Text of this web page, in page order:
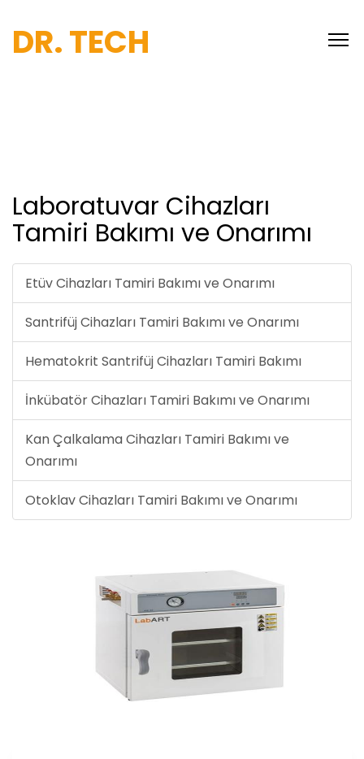
DR. TECH
Laboratuvar Cihazları
Tamiri Bakımı ve Onarımı
Etüv Cihazları Tamiri Bakımı ve Onarımı
Santrifüj Cihazları Tamiri Bakımı ve Onarımı
Hematokrit Santrifüj Cihazları Tamiri Bakımı
İnkübatör Cihazları Tamiri Bakımı ve Onarımı
Kan Çalkalama Cihazları Tamiri Bakımı ve
Onarımı
Otoklav Cihazları Tamiri Bakımı ve Onarımı